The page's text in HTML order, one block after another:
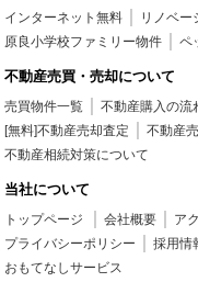
インターネット無料 リノベー
原良小学校ファミリー物件
ペ
不動産売買・売却について
売買物件一覧 不動産購入の流
[無料]不動産売却査定
不動産
不動産相続対策について
当社について
トップページ 会社概要 ア
プライバシーポリシー
採用情
おもてなしサービス